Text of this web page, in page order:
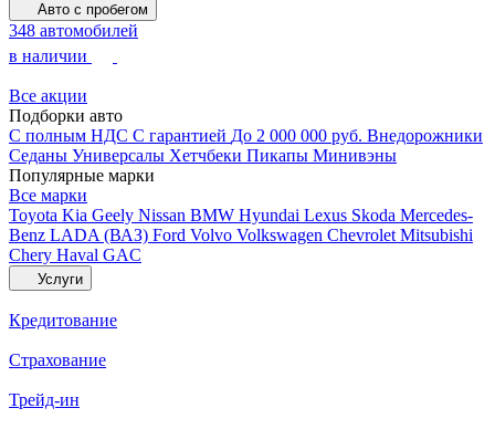
Авто с пробегом
348 автомобилей
в наличии
Все акции
Подборки авто
С полным НДС С гарантией До 2 000 000 руб. Внедорожники
Седаны Универсалы Хетчбеки Пикапы Минивэны
Популярные марки
Все марки
Toyota Kia Geely Nissan BMW Hyundai Lexus Skoda Mercedes-
Benz LADA (ВАЗ) Ford Volvo Volkswagen Chevrolet Mitsubishi
Chery Haval GAC
Услуги
Кредитование
Страхование
Трейд-ин